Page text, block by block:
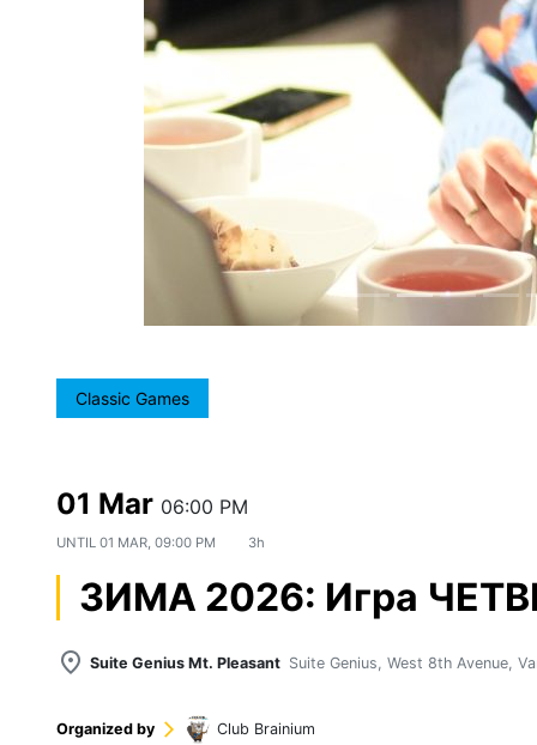
Classic Games
01 Mar 06:00 PM
UNTIL 01 MAR, 09:00 PM 3h
ЗИМА 2026: Игра
place Suite Genius Mt. Pleasant Suite Genius, West 8th Avenue,
Organized by arrow_forward_ios Club Brainium